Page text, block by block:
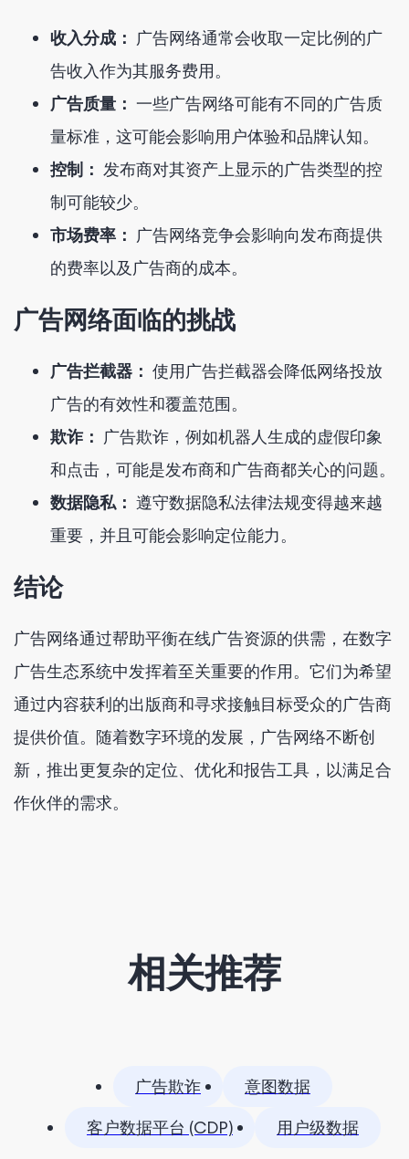
收入分成： 广告网络通常会收取一定比例的广
告收入作为其服务费用。
广告质量： 一些广告网络可能有不同的广告质
量标准，这可能会影响用户体验和品牌认知。
控制： 发布商对其资产上显示的广告类型的控
制可能较少。
市场费率： 广告网络竞争会影响向发布商提供
的费率以及广告商的成本。
广告网络面临的挑战
广告拦截器： 使用广告拦截器会降低网络投放
广告的有效性和覆盖范围。
欺诈： 广告欺诈，例如机器人生成的虚假印象
和点击，可能是发布商和广告商都关心的问题。
数据隐私： 遵守数据隐私法律法规变得越来越
重要，并且可能会影响定位能力。
结论
广告网络通过帮助平衡在线广告资源的供需，在数字
广告生态系统中发挥着至关重要的作用。它们为希望
通过内容获利的出版商和寻求接触目标受众的广告商
提供价值。随着数字环境的发展，广告网络不断创
新，推出更复杂的定位、优化和报告工具，以满足合
作伙伴的需求。
相关推荐
广告欺诈
意图数据
客户数据平台 (CDP)
用户级数据